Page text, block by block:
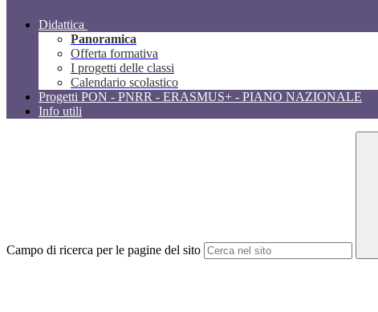
Didattica
Panoramica
Offerta formativa
I progetti delle classi
Calendario scolastico
Progetti PON - PNRR - ERASMUS+ - PIANO NAZIONALE
Info utili
Campo di ricerca per le pagine del sito